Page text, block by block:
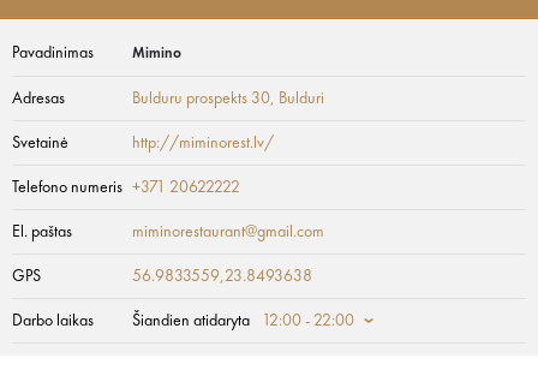
Pavadinimas Mimino
Adresas Bulduru prospekts 30, Bulduri
Svetainė http://miminorest.lv/
Telefono numeris +371 20622222
El. paštas miminorestaurant@gmail.com
GPS 56.9833559,23.8493638
Darbo laikas Šiandien atidaryta 12:00 - 22:00